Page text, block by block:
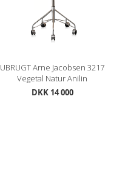
UBRUGT Arne Jacobsen 3217
Vegetal Natur Anilin
DKK 14 000